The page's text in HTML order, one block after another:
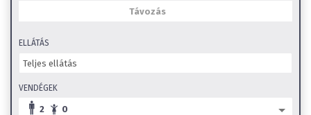
ELLÁTÁS
VENDÉGEK
2 0